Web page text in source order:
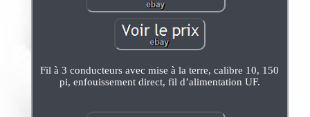
Fil à 3 conducteurs avec mise à la terre, calibre 10, 150
pi, enfouissement direct, fil d’alimentation UF.